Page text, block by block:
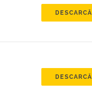
DESCARCĂ
DESCARCĂ